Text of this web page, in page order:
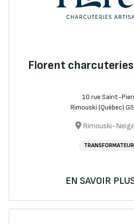
Florent
10 rue Saint-
Rimouski (Québec)
Rimouski-
EN SAVOIR